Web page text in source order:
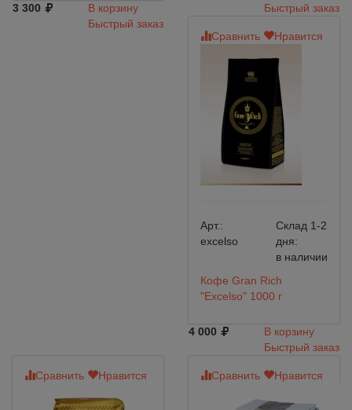
3 300
В корзину
Быстрый заказ
Быстрый заказ
Сравнить Нравится
Арт.:
excelso
Склад 1-2
дня:
в наличии
Кофе Gran Rich
"Excelso" 1000 г
4 000
В корзину
Быстрый заказ
Сравнить Нравится Сравнить Нравится